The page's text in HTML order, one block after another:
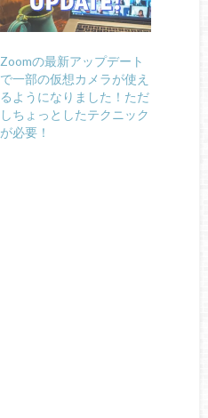
Zoomの最新アップデート
で一部の仮想カメラが使え
るようになりました！ただ
しちょっとしたテクニック
が必要！